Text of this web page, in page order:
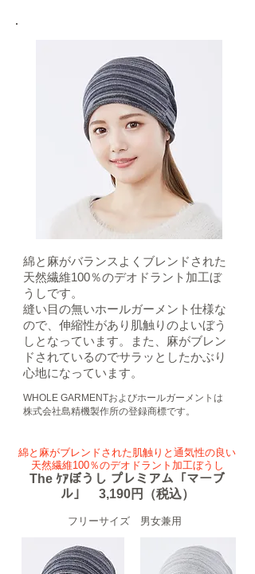
綿と麻がバランスよくブレンドされた
天然繊維100％のデオドラント加工ぼ
うしです。
縫い目の無いホールガーメント仕様な
ので、伸縮性があり肌触りのよいぼう
しとなっています。また、麻がブレン
ドされているのでサラッとしたかぶり
心地になっています。
​WHOLE GARMENTおよびホールガーメントは
株式会社島精機製作所の登録商標です。
綿と麻がブレンドされた肌触りと通気性の良い
天然繊維100％のデオドラント加工ぼうし
The ｹｱぼうし プレミアム「マーブ
ル」 3,190円（税込）
​フリーサイズ 男女兼用